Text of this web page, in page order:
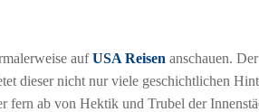
aufUSA Reisen anschauen.
dieser nicht nur viele geschichtlichen
fern ab von Hektik und Trubel der